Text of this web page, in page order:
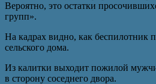
Вероятно, это остатки
групп».
На кадрах видно, как беспилотник
сельского дома.
Из калитки выходит пожилой
в сторону соседнего двора.